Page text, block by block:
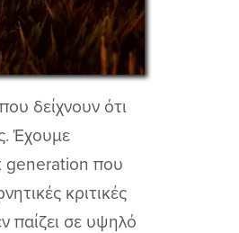
δείχνουν ότι
Έχουμε
generation που
κριτικές
παίζει σε υψηλό